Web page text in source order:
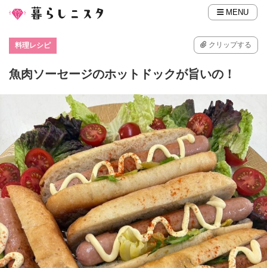
MENU
料理レシピ クリップする
魚肉ソーセージのホットドックが旨いの！